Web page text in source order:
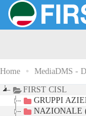
Home MediaDMS -
FIRST CISL
GRUPPI
NAZIONALE